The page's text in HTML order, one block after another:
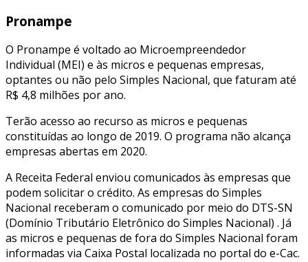
Pronampe
O Pronampe é voltado ao Microempreendedor
Individual (MEI) e às micros e pequenas empresas,
optantes ou não pelo Simples Nacional, que faturam até
R$ 4,8 milhões por ano.
Terão acesso ao recurso as micros e pequenas
constituídas ao longo de 2019. O programa não alcança
empresas abertas em 2020.
A Receita Federal enviou comunicados às empresas que
podem solicitar o crédito. As empresas do Simples
Nacional receberam o comunicado por meio do DTS-SN
(Domínio Tributário Eletrônico do Simples Nacional) . Já
as micros e pequenas de fora do Simples Nacional foram
informadas via Caixa Postal localizada no portal do e-Cac.